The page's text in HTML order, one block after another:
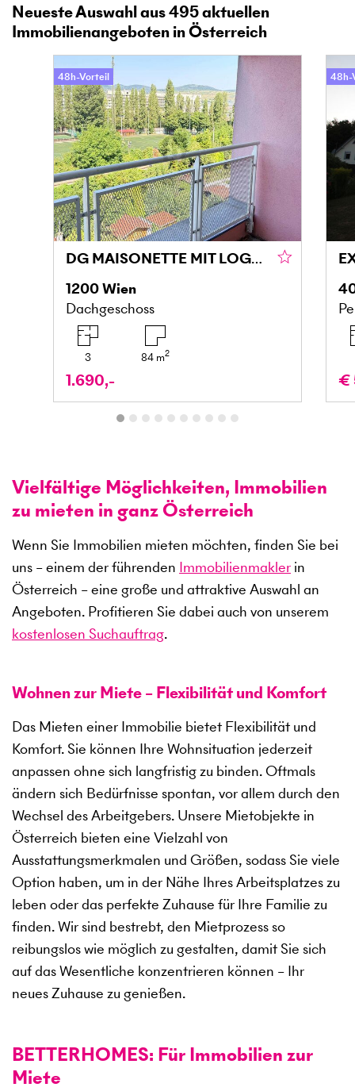
Neueste Auswahl aus495aktuellen
Immobilienangeboten in Österreich
48h-Vorteil
DG MAISONETTE MIT LOGGIA UND GRÜNBLICK IN DONAU NÄHE
1200Wien
Dachgeschoss
3 84m2
1.690,-
48h-
€
Vielfältige Möglichkeiten, Immobilien
zu mieten in ganz Österreich
Wenn Sie Immobilien mieten möchten, finden Sie bei
uns – einem der führenden Immobilienmakler in
Österreich – eine große und attraktive Auswahl an
Angeboten. Profitieren Sie dabei auch von unserem
kostenlosen Suchauftrag.
Wohnen zur Miete – Flexibilität und Komfort
Das Mieten einer Immobilie bietet Flexibilität und
Komfort. Sie können Ihre Wohnsituation jederzeit
anpassen ohne sich langfristig zu binden. Oftmals
ändern sich Bedürfnisse spontan, vor allem durch den
Wechsel des Arbeitgebers. Unsere Mietobjekte in
Österreich bieten eine Vielzahl von
Ausstattungsmerkmalen und Größen, sodass Sie viele
Option haben, um in der Nähe Ihres Arbeitsplatzes zu
leben oder das perfekte Zuhause für Ihre Familie zu
finden. Wir sind bestrebt, den Mietprozess so
reibungslos wie möglich zu gestalten, damit Sie sich
auf das Wesentliche konzentrieren können – Ihr
neues Zuhause zu genießen.
BETTERHOMES: Für Immobilien zur
Miete